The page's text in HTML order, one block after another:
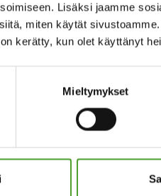
Lisäksi jaamme
miten käytät
kerätty, kun olet käyttänyt
Mieltymykset
on merkitty UFI-